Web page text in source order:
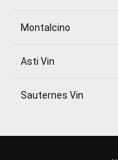
Montalcino
Asti Vin
Sauternes Vin